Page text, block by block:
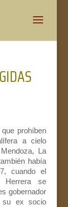
prohíben
a cielo
La
había
cuando el
Herrera se
gobernador
su ex socio